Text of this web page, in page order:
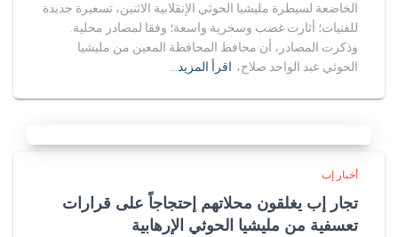
الخاضعة لسيطرة مليشيا الحوثي الإنقلابية الاثنين، تسعيرة جديدة
للفتيات؛ أثارت غضب وسخرية واسعة؛ وفقا لمصادر محلية.
وذكرت المصادر، أن محافظ المحافظة المعين من مليشيا
الحوثي عبد الواحد صلاح، اقرأ المزيد…
أخبار إب
تجار إب يغلقون محلاتهم إحتجاجاً على قرارات
تعسفية من مليشيا الحوثي الإرهابية